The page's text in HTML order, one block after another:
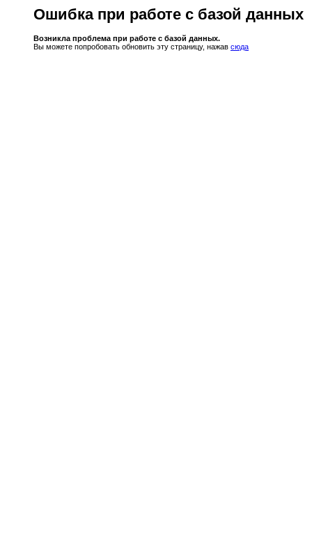
Ошибка при работе с базой данных
Возникла проблема при работе с базой данных.
Вы можете попробовать обновить эту страницу, нажав сюда